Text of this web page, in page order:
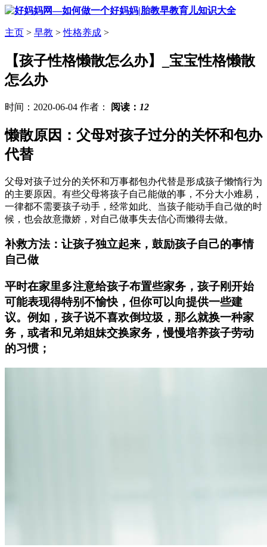
主页 > 早教 >性格养成 >
【孩子性格懒散怎么办】_宝宝性格懒散
怎么办
时间：2020-06-04 作者： 阅读： 12
懒散原因：父母对孩子过分的关怀和包办
代替
父母对孩子过分的关怀和万事都包办代替是形成孩子懒惰行为
的主要原因。有些父母将孩子自己能做的事，不分大小难易，
一律都不需要孩子动手，经常如此、当孩子能动手自己做的时
候，也会故意撒娇，对自己做事失去信心而懒得去做。
补救方法：让孩子独立起来，鼓励孩子自己的事情
自己做
平时在家里多注意给孩子布置些家务，孩子刚开始
可能表现得特别不愉快，但你可以向提供一些建
议。例如，孩子说不喜欢倒垃圾，那么就换一种家
务，或者和兄弟姐妹交换家务，慢慢培养孩子劳动
的习惯；